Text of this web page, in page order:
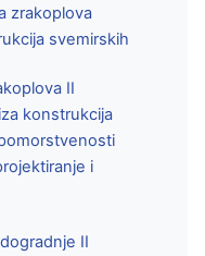
zrakoplova
svemirskih
II
konstrukcija
i
II